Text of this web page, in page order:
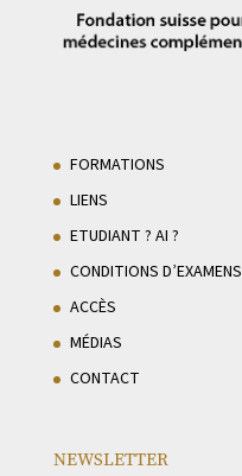
FORMATIONS
LIENS
ETUDIANT ? AI ?
CONDITIONS D’EXAMENS
ACCÈS
MÉDIAS
CONTACT
NEWSLETTER